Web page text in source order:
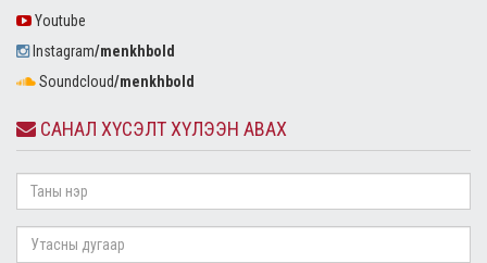
Youtube
Instagram/menkhbold
Soundcloud/menkhbold
САНАЛ ХҮСЭЛТ ХҮЛЭЭН АВАХ